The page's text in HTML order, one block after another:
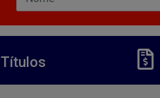
Títulos